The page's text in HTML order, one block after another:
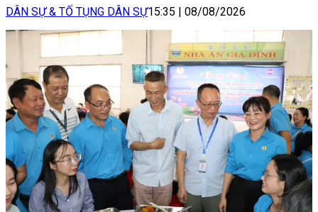
DÂN SỰ & TỐ TỤNG DÂN SỰ15:35 08/08/2026